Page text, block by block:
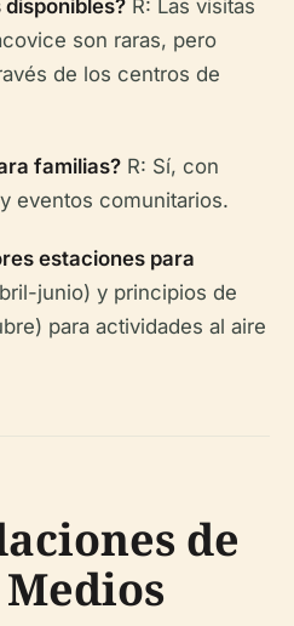
R: Las visitas
son raras, pero
de los centros de
familias? R: Sí, con
eventos comunitarios.
estaciones para
junio) y principios de
para actividades al aire
de